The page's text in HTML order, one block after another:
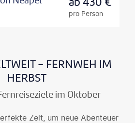
pro Person
- FERNWEH IM
HERBST
im Oktober
Zeit, um neue Abenteuer